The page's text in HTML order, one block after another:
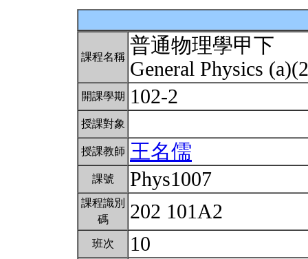
課程名稱 普通物理學甲下
General Physics
開課學期 102-2
授課對象
授課教師 王名儒
課號 Phys1007
課程識別
碼
202 101A2
班次 10